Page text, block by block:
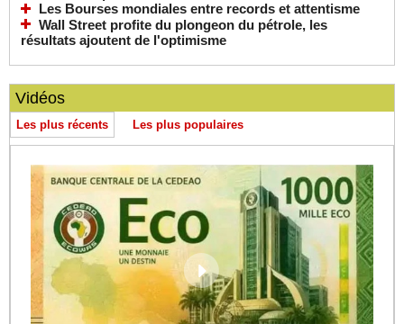
Les Bourses mondiales entre records et attentisme
Wall Street profite du plongeon du pétrole, les
résultats ajoutent de l'optimisme
Vidéos
Les plus récents Les plus populaires